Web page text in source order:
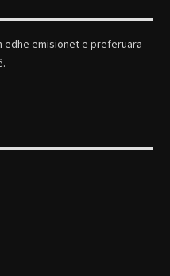
edhe emisionet e preferuara